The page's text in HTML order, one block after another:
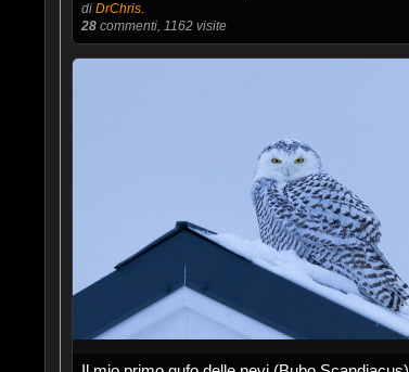
di DrChris.
28commenti, 1162 visite